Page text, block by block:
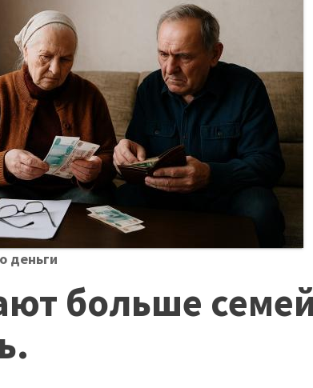
деньги
больше